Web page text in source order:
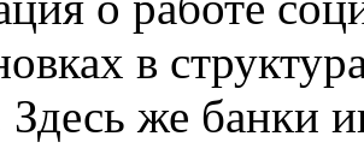
в
Здесь же банки